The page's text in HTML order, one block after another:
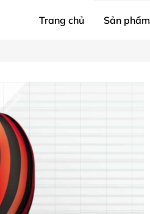
Trang chủ Sản phẩm